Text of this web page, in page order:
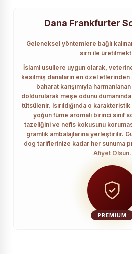
Dana Frankfurter
Geleneksel yöntemlere bağlı
sırrı ile
İslami usullere uygun olarak,
kesilmiş danaların en özel
baharat karışımıyla
doldurularak meşe odunu
tütsülenir. Isırıldığında o karakteristik
yoğun füme aromalı birinci sınıf
tazeliğini ve nefis kokusunu
gramlık ambalajlarına yerleştirilir.
dog tariflerinize kadar her sunuma
Afiyet Olsun.
PREMIUM